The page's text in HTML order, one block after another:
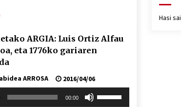
ARGIA: Luis Ortiz Alfau
eta 1776ko gariaren
ARROSA
2016/04/06
00:00
Hasi